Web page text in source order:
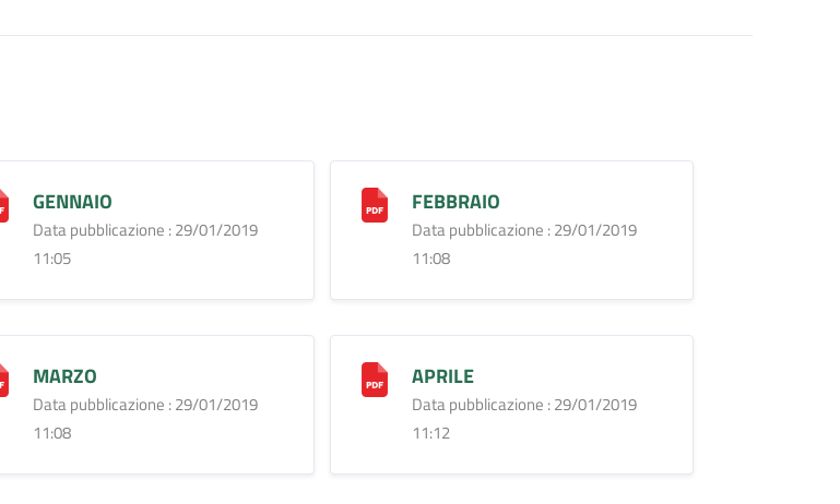
GENNAIO
Data pubblicazione : 29/01/2019
11:05
FEBBRAIO
Data pubblicazione : 29/01/2019
11:08
MARZO
Data pubblicazione : 29/01/2019
11:08
APRILE
Data pubblicazione : 29/01/2019
11:12